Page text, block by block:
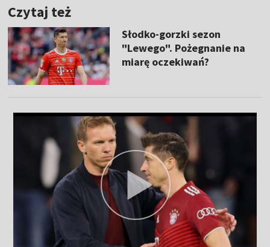
Czytaj też
Słodko-gorzki sezon
"Lewego". Pożegnanie na
miarę oczekiwań?